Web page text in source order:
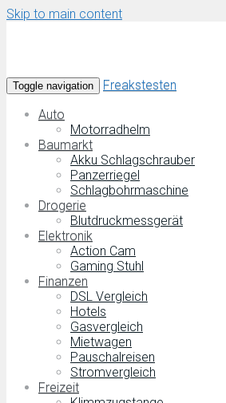
Skip to main content
Toggle navigation
Freakstesten
Auto
Motorradhelm
Baumarkt
Akku Schlagschrauber
Panzerriegel
Schlagbohrmaschine
Drogerie
Blutdruckmessgerät
Elektronik
Action Cam
Gaming Stuhl
Finanzen
DSL Vergleich
Hotels
Gasvergleich
Mietwagen
Pauschalreisen
Stromvergleich
Freizeit